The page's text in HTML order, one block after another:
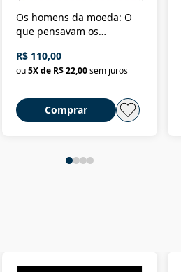
Os homens da moeda: O
que pensavam os
Nova República (1985-
2018)
R$ 110,00
ou5X de R$ 22,00sem juros
Comprar